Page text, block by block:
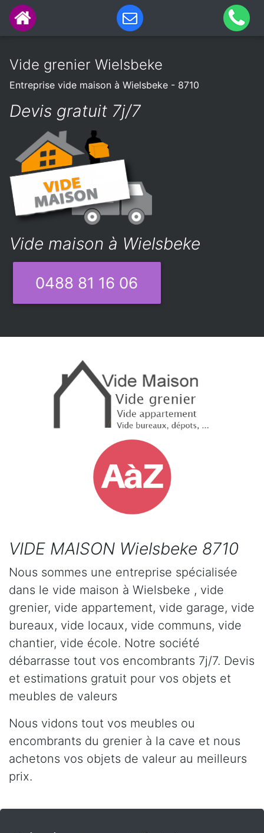
Vide grenier Wielsbeke
Entreprise vide maison à Wielsbeke - 8710
Devis gratuit 7j/7
Vide maison à Wielsbeke
0488 81 16 06
VIDE MAISON Wielsbeke 8710
Nous sommes une entreprise spécialisée
dans le vide maison à Wielsbeke , vide
grenier, vide appartement, vide garage, vide
bureaux, vide locaux, vide communs, vide
chantier, vide école. Notre société
débarrasse tout vos encombrants 7j/7. Devis
et estimations gratuit pour vos objets et
meubles de valeurs
Nous vidons tout vos meubles ou
encombrants du grenier à la cave et nous
achetons vos objets de valeur au meilleurs
prix.